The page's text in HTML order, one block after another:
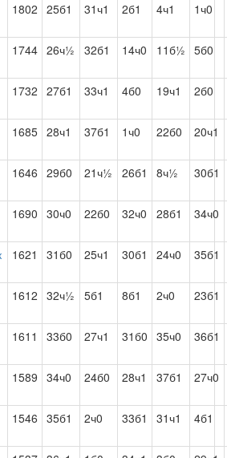
1802 25б1 31ч1 2б1 4ч1 1ч0
1744 26ч½ 32б1 14ч0 11б½ 5б0
1732 27б1 33ч1 4б0 19ч1 2б0
1685 28ч1 37б1 1ч0 22б0 20ч1
1646 29б0 21ч½ 26б1 8ч½ 30б1
1690 30ч0 22б0 32ч0 28б1 34ч0
1621 31б0 25ч1 30б1 24ч0 35б1
1612 32ч½ 5б1 8б1 2ч0 23б1
1611 33б0 27ч1 31б0 35ч0 36б1
1589 34ч0 24б0 28ч1 37б1 27ч0
1546 35б1 2ч0 33б1 31ч1 4б1